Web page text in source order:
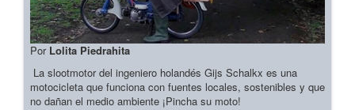
Por Lolita Piedrahita
La slootmotor del ingeniero holandés Gijs Schalkx es una
motocicleta que funciona con fuentes locales, sostenibles y que
no dañan el medio ambiente ¡Pincha su moto!